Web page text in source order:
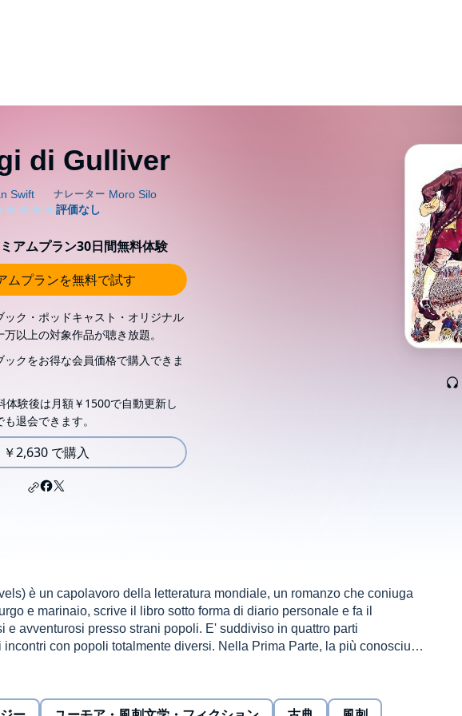
di Gulliver
アムプラン30日間無料体験
ムプランを無料で試す
ック・ポッドキャスト・オリジナル
以上の対象作品が聴き放題。
ックをお得な会員価格で購入できま
体験後は月額￥1500で自動更新し
退会できます。
￥2,630 で購入
è un capolavoro della letteratura mondiale, un romanzo che coniuga
e marinaio, scrive il libro sotto forma di diario personale e fa il
e avventurosi presso strani popoli. E' suddiviso in quattro parti
con popoli totalmente diversi. Nella Prima Parte, la più conosciuta,
di bordo e naufraga sei mesi dopo su una terra sconosciuta a
si trova prigioniero di una razza di uomini alti 15 centimetri, abitanti le
al fratricidio da un'annosa e irresolubile controversia sul modo più